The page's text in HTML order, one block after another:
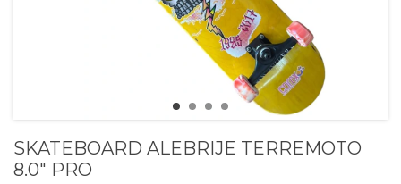
SKATEBOARD ALEBRIJE TERREMOTO
8.0" PRO